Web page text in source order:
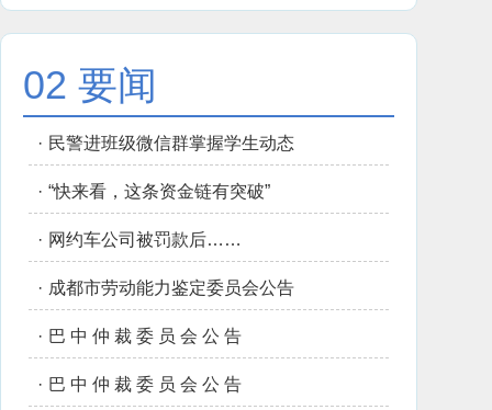
02 要闻
· 民警进班级微信群掌握学生动态
· “快来看，这条资金链有突破”
· 网约车公司被罚款后……
· 成都市劳动能力鉴定委员会公告
· 巴 中 仲 裁 委 员 会 公 告
· 巴 中 仲 裁 委 员 会 公 告